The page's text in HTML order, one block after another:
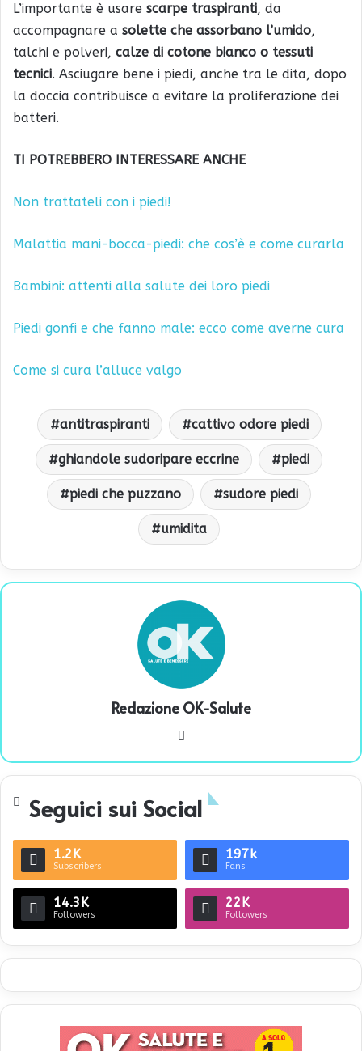
L’importante è usare scarpe traspiranti, da
accompagnare a solette che assorbano l’umido,
talchi e polveri, calze di cotone bianco o tessuti
tecnici. Asciugare bene i piedi, anche tra le dita, dopo
la doccia contribuisce a evitare la proliferazione dei
batteri.
TI POTREBBERO INTERESSARE ANCHE
Non trattateli con i piedi!
Malattia mani-bocca-piedi: che cos’è e come curarla
Bambini: attenti alla salute dei loro piedi
Piedi gonfi e che fanno male: ecco come averne cura
Come si cura l’alluce valgo
antitraspiranti cattivo odore piedi
ghiandole sudoripare eccrine piedi
piedi che puzzano sudore piedi
umidita
Redazione OK-Salute
te
Seguici sui Social
1.2K
Subscribers
197k
Fans
14.3K
Followers
22K
Followers